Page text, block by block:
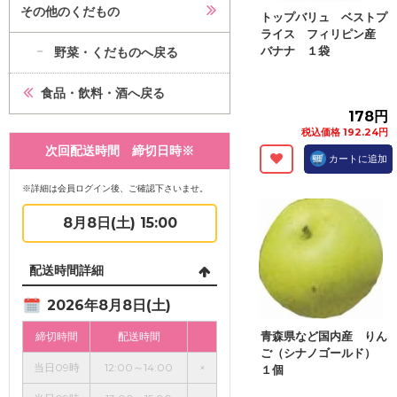
その他のくだもの
野菜・くだものへ戻る
食品・飲料・酒へ戻る
次回配送時間 締切日時※
※詳細は会員ログイン後、ご確認下さいませ。
8月8日(土) 15:00
配送時間詳細
2026年8月8日(土)
締切時間 配送時間
当日09時 12:00～14:00 ×
トップバリュ ベストプ
ライス フィリピン産
バナナ １袋
178円
税込価格 192.24円
カートに追加
青森県など国内産 りん
ご（シナノゴールド）
１個